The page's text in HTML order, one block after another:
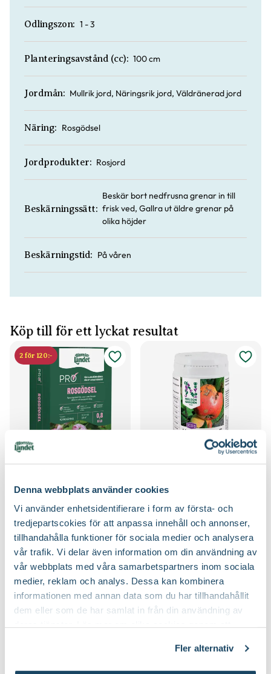
Denna webbplats använder cookies
Vi använder enhetsidentifierare i form av första- och
tredjepartscokies för att anpassa innehåll och annonser,
tillhandahålla funktioner för sociala medier och analysera
vår trafik. Vi delar även information om din användning av
vår webbplats med våra samarbetspartners inom sociala
medier, reklam och analys. Dessa kan kombinera
informationen med annan data som du har tillhandahållit
dem eller som de har samlat in från din användning av
Fler alternativ
Odlingszon: 1 - 3
Planteringsavstånd (cc): 100 cm
Jordmån: Mullrik jord, Näringsrik jord, Väldränerad jord
Näring: Rosgödsel
Jordprodukter: Rosjord
Beskärningssätt:
Beskär bort nedfrusna grenar in till
frisk ved, Gallra ut äldre grenar på
olika höjder
Beskärningstid: På våren
Köp till för ett lyckat resultat
2 för 120:-
Rosgödsel
7990
Välj butik
Online
Slut i lager
Till Produkten
till Rosgödsel produktsida
Kumulus
299:-
Välj butik
Online
I lager
Till Produkten
till Kumulus